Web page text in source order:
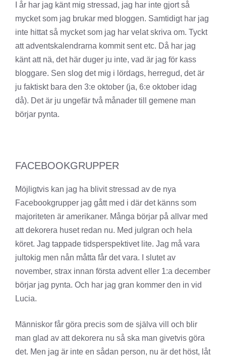
I år har jag känt mig stressad, jag har inte gjort så
mycket som jag brukar med bloggen. Samtidigt har jag
inte hittat så mycket som jag har velat skriva om. Tyckt
att adventskalendrarna kommit sent etc. Då har jag
känt att nä, det här duger ju inte, vad är jag för kass
bloggare. Sen slog det mig i lördags, herregud, det är
ju faktiskt bara den 3:e oktober (ja, 6:e oktober idag
då). Det är ju ungefär två månader till gemene man
börjar pynta.
FACEBOOKGRUPPER
Möjligtvis kan jag ha blivit stressad av de nya
Facebookgrupper jag gått med i där det känns som
majoriteten är amerikaner. Många börjar på allvar med
att dekorera huset redan nu. Med julgran och hela
köret. Jag tappade tidsperspektivet lite. Jag må vara
jultokig men nån måtta får det vara. I slutet av
november, strax innan första advent eller 1:a december
börjar jag pynta. Och har jag gran kommer den in vid
Lucia.
Människor får göra precis som de själva vill och blir
man glad av att dekorera nu så ska man givetvis göra
det. Men jag är inte en sådan person, nu är det höst, låt